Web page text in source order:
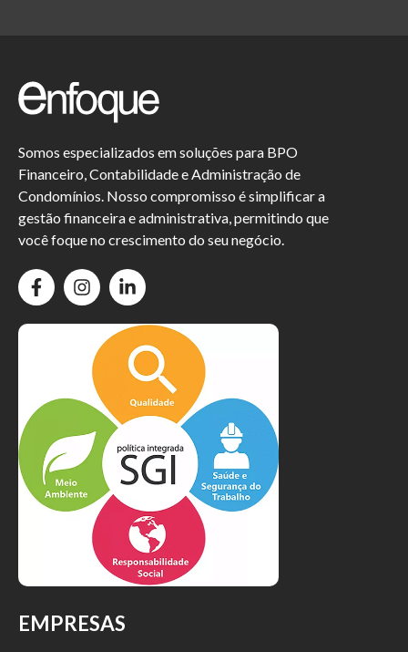
Somos especializados em soluções para BPO
Financeiro, Contabilidade e Administração de
Condomínios. Nosso compromisso é simplificar a
gestão financeira e administrativa, permitindo que
você foque no crescimento do seu negócio.
EMPRESAS